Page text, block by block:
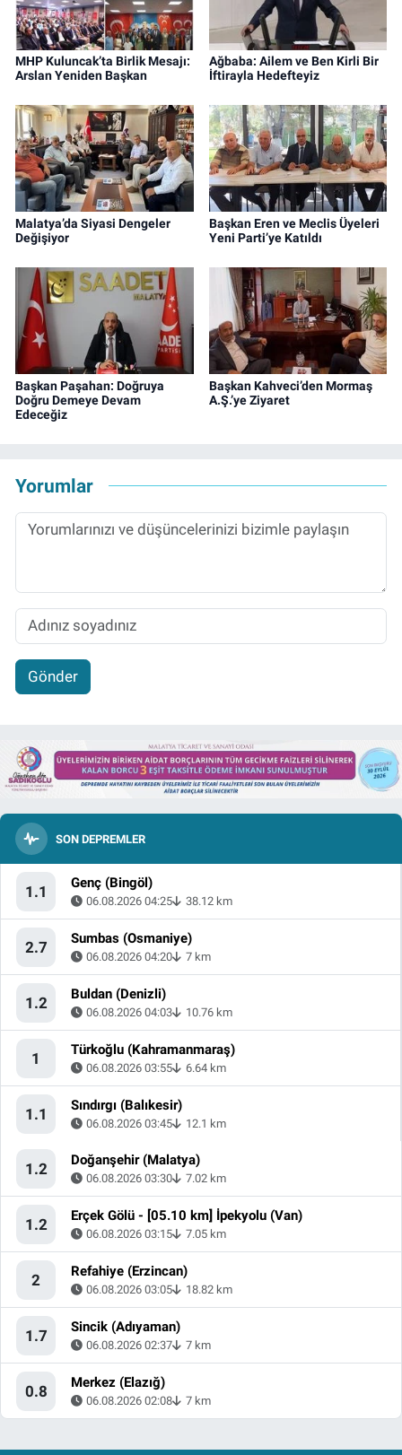
MHP Kuluncak’ta Birlik Mesajı:
Arslan Yeniden Başkan
Ağbaba: Ailem ve Ben Kirli Bir
İftirayla Hedefteyiz
Malatya’da Siyasi Dengeler
Değişiyor
Başkan Eren ve Meclis Üyeleri
Yeni Parti’ye Katıldı
Başkan Paşahan: Doğruya
Doğru Demeye Devam
Edeceğiz
Başkan Kahveci’den Mormaş
A.Ş.’ye Ziyaret
Yorumlar
Gönder
SON DEPREMLER
1.1 Genç (Bingöl)
06.08.2026 04:25 38.12 km
2.7 Sumbas (Osmaniye)
06.08.2026 04:20 7 km
1.2 Buldan (Denizli)
06.08.2026 04:03 10.76 km
1 Türkoğlu (Kahramanmaraş)
06.08.2026 03:55 6.64 km
1.1 Sındırgı (Balıkesir)
06.08.2026 03:45 12.1 km
1.2 Doğanşehir (Malatya)
06.08.2026 03:30 7.02 km
1.2 Erçek Gölü - [05.10 km] İpekyolu (Van)
06.08.2026 03:15 7.05 km
2 Refahiye (Erzincan)
06.08.2026 03:05 18.82 km
1.7 Sincik (Adıyaman)
06.08.2026 02:37 7 km
0.8 Merkez (Elazığ)
06.08.2026 02:08 7 km